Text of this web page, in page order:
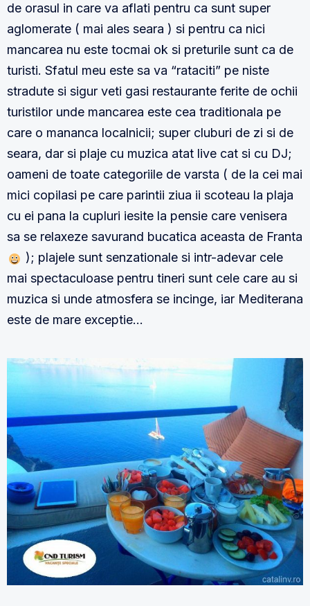
de orasul in care va aflati pentru ca sunt super
aglomerate ( mai ales seara ) si pentru ca nici
mancarea nu este tocmai ok si preturile sunt ca de
turisti. Sfatul meu este sa va “rataciti” pe niste
stradute si sigur veti gasi restaurante ferite de ochii
turistilor unde mancarea este cea traditionala pe
care o mananca localnicii; super cluburi de zi si de
seara, dar si plaje cu muzica atat live cat si cu DJ;
oameni de toate categoriile de varsta ( de la cei mai
mici copilasi pe care parintii ziua ii scoteau la plaja
cu ei pana la cupluri iesite la pensie care venisera
sa se relaxeze savurand bucatica aceasta de Franta
); plajele sunt senzationale si intr-adevar cele
mai spectaculoase pentru tineri sunt cele care au si
muzica si unde atmosfera se incinge, iar Mediterana
este de mare exceptie…